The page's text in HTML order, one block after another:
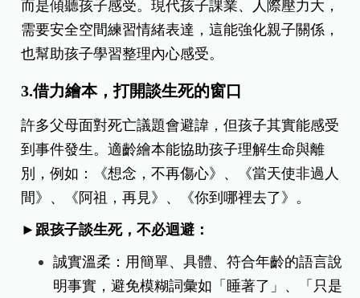
而是傾聽孩子感受。現代孩子課業、人際壓力大，
需要安全空間練習情緒表達，這能強化親子關係，
也幫助孩子學習整理內心感受。
3.借力繪本，打開談生死的窗口
許多父母面對死亡議題會避諱，但孩子其實能感受
到事件發生。適齡繪本能協助孩子理解生命與離
別，例如：《想念，不再傷心》、《當天使非過人
間》、《阿祖，再見》、《你到哪裡去了》。
►跟孩子談生死，不必迴避：
誠實溫柔：用簡單、具體、符合年齡的語言說
明事實，避免模糊詞彙如「睡著了」、「只是